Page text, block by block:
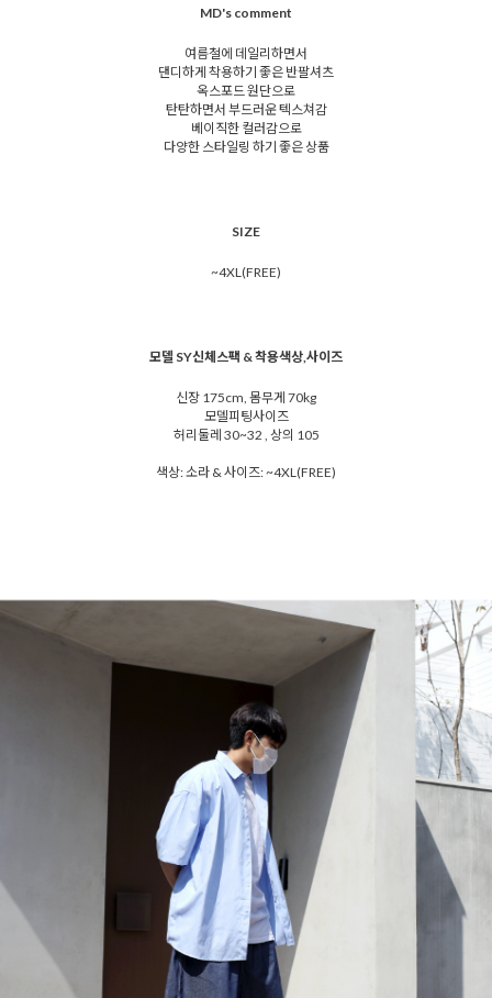
MD's comment
여름철에 데일리하면서
댄디하게 착용하기 좋은 반팔셔츠
옥스포드 원단으로
탄탄하면서 부드러운 텍스쳐감
베이직한 컬러감으로
다양한 스타일링 하기 좋은 상품
SIZE
~4XL(FREE)
모델 SY신체스팩 & 착용색상,사이즈
신장 175cm, 몸무게 70kg
모델피팅사이즈
허리둘레 30~32 , 상의 105
색상: 소라 & 사이즈: ~4XL(FREE)